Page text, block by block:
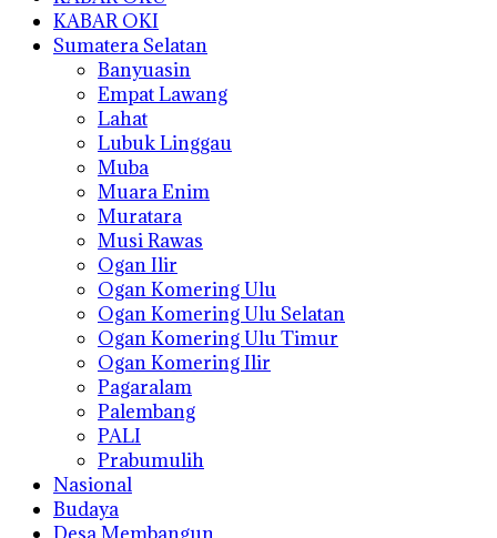
KABAR OKI
Sumatera Selatan
Banyuasin
Empat Lawang
Lahat
Lubuk Linggau
Muba
Muara Enim
Muratara
Musi Rawas
Ogan Ilir
Ogan Komering Ulu
Ogan Komering Ulu Selatan
Ogan Komering Ulu Timur
Ogan Komering Ilir
Pagaralam
Palembang
PALI
Prabumulih
Nasional
Budaya